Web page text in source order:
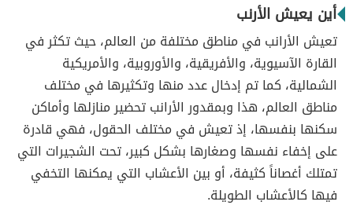
أين يعيش الأرنب
تعيش الأرانب في مناطق مختلفة من العالم، حيث تكثر في
القارة الآسيوية، والأفريقية، والأوروبية، والأمريكية
الشمالية، كما تم إدخال عدد منها وتكثيرها في مختلف
مناطق العالم، هذا وبمقدور الأرانب تحضير منازلها وأماكن
سكنها بنفسها، إذ تعيش في مختلف الحقول، فهي قادرة
على إخفاء نفسها وصغارها بشكل كبير، تحت الشجيرات التي
تمتلك أغصاناً كثيفة، أو بين الأعشاب التي يمكنها التخفي
فيها كالأعشاب الطويلة.